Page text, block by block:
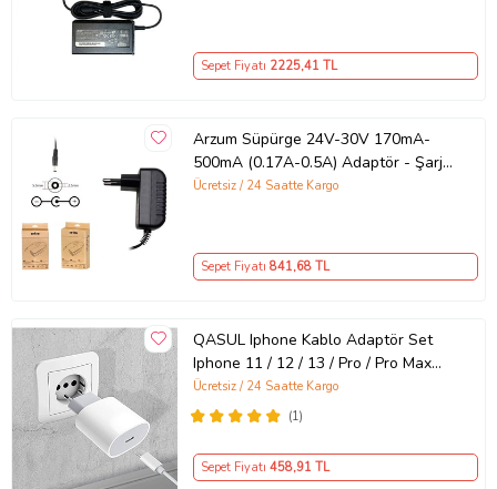
Sepet Fiyatı 2225,41 TL
Arzum Süpürge 24V-30V 170mA-
500mA (0.17A-0.5A) Adaptör - Şarj
Aleti RETRO
Ücretsiz / 24 Saatte Kargo
Sepet Fiyatı 841,68 TL
QASUL Iphone Kablo Adaptör Set
Iphone 11 / 12 / 13 / Pro / Pro Max
Uyumlu Şarj Aleti Seti
(1)
Ücretsiz / 24 Saatte Kargo
Sepet Fiyatı 458,91 TL